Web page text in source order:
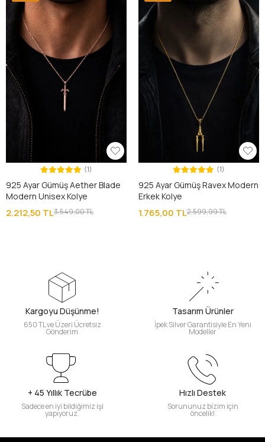
(1)
925 Ayar Gümüş Aether Blade
Modern Unisex Kolye
2.212,50 TL3.549,00 TL
(1)
925 Ayar Gümüş Ravex Modern
Erkek Kolye
1.765,00 TL2.599,99 TL
Kargoyu Düşünme!
650 TL ve Üzeri Ücretsiz
Gönderim
Tasarım Ürünler
İpek Silver Garantisiyle En Yeni
Modeller
+ 45 Yıllık Tecrübe
Sadece en iyi bildiğimiz işi
yapıyoruz.
Hızlı Destek
Sorununuz bizim için
öncelik!